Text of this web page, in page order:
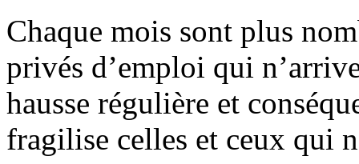
Chaque mois sont plus
privés d’emploi qui
hausse régulière et
fragilise celles et ceux qui